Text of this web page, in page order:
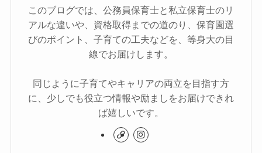
このブログでは、公務員保育士と私立保育士のリ
アルな違いや、資格取得までの道のり、保育園選
びのポイント、子育ての工夫などを、等身大の目
線でお届けします。
同じように子育てやキャリアの両立を目指す方
に、少しでも役立つ情報や励ましをお届けできれ
ば嬉しいです。